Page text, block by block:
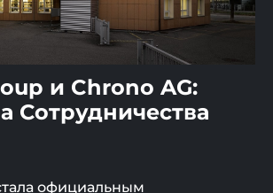
и Chrono AG:
Сотрудничества
официальным